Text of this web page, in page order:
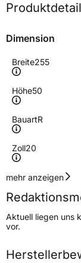
Dimension
Breite255
Höhe50
BauartR
Zoll20
Lastindex109
Höchstlast1030
mehr anzeigen
Aktuell liegen uns
vor.